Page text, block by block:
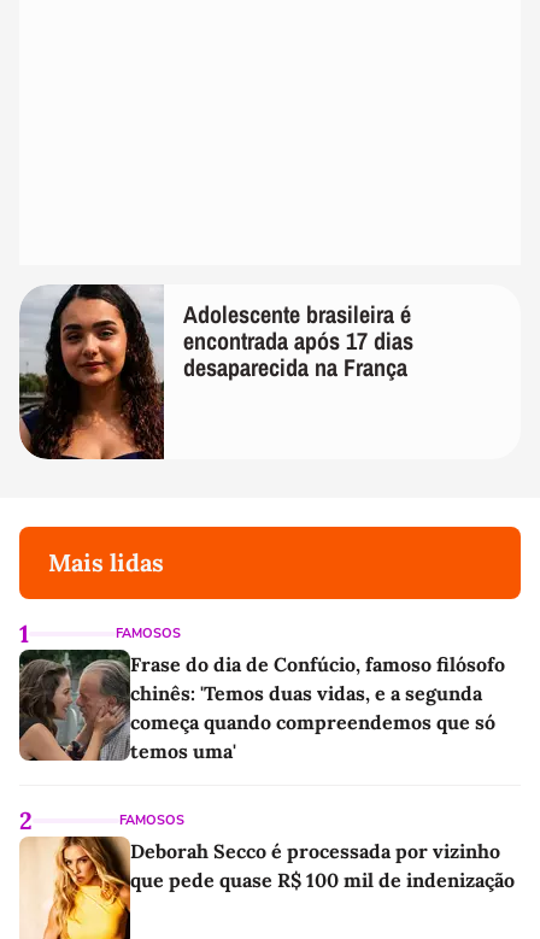
Adolescente brasileira é
encontrada após 17 dias
desaparecida na França
Mais lidas
1 FAMOSOS
Frase do dia de Confúcio, famoso filósofo
chinês: 'Temos duas vidas, e a segunda
começa quando compreendemos que só
temos uma'
2 FAMOSOS
Deborah Secco é processada por vizinho
que pede quase R$ 100 mil de indenização